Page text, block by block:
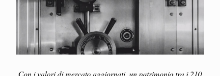
Con i valori di mercato aggiornati, un patrimonio tra i 210